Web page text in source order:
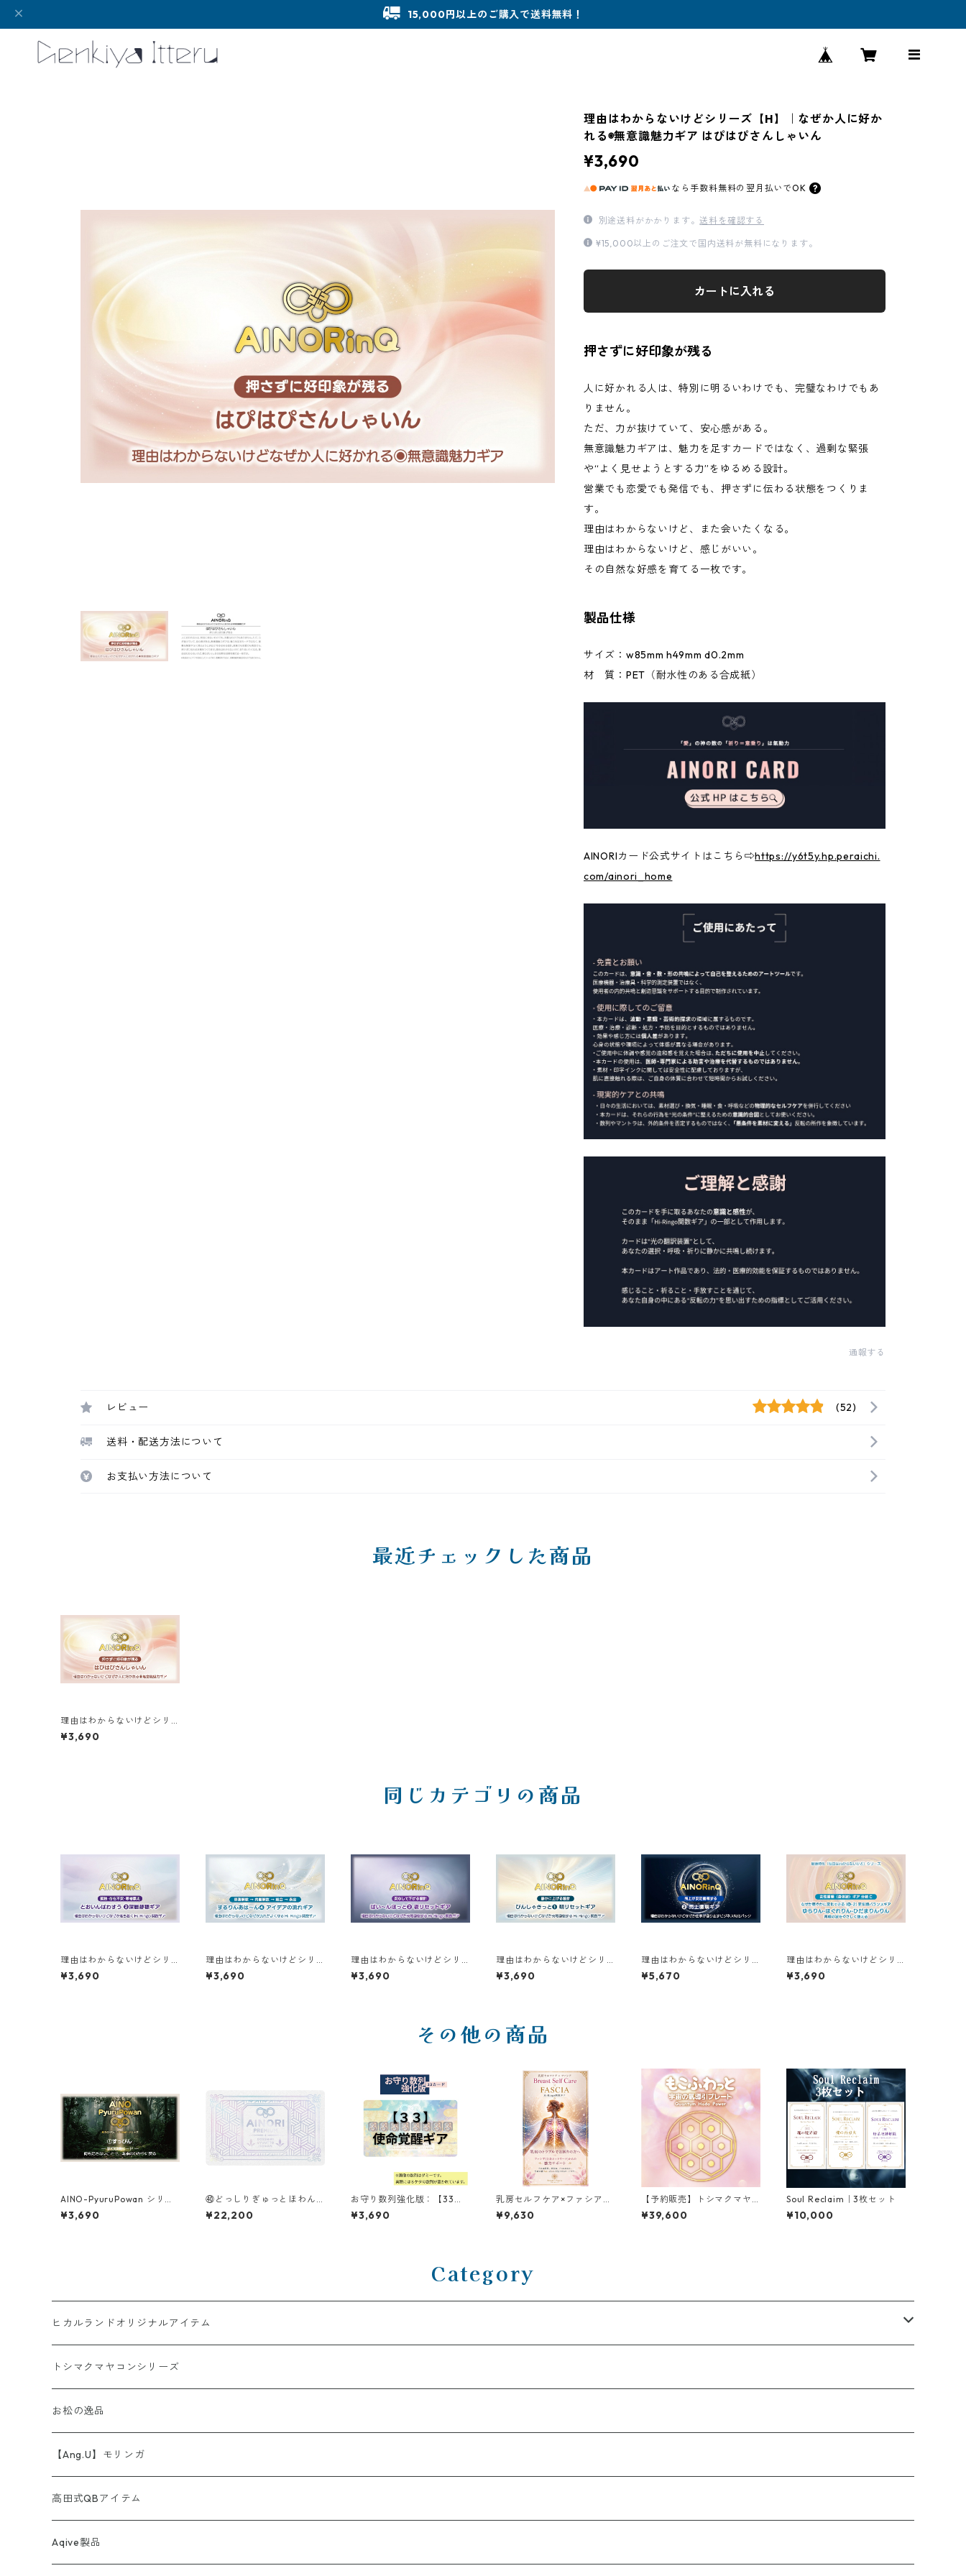
15,000円以上のご購入で送料無料！
理由はわからないけどシリーズ【H】｜なぜか人に好か
れる◉無意識魅力ギア はぴはぴさんしゃいん
¥3,690
なら 手数料無料の 翌月払いでOK
別途送料がかかります。送料を確認する
¥15,000以上のご注文で国内送料が無料になります。
カートに入れる
押さずに好印象が残る
人に好かれる人は、特別に明るいわけでも、完璧なわけでもあ
りません。
ただ、力が抜けていて、安心感がある。
無意識魅力ギアは、魅力を足すカードではなく、過剰な緊張
や“よく見せようとする力”をゆるめる設計。
営業でも恋愛でも発信でも、押さずに伝わる状態をつくりま
す。
理由はわからないけど、また会いたくなる。
理由はわからないけど、感じがいい。
その自然な好感を育てる一枚です。
製品仕様
サイズ：w85mm h49mm d0.2mm
材 質：PET（耐水性のある合成紙）
AINORIカード公式サイトはこちら⇨https://y6t5y.hp.peraichi.
com/ainori_home
通報する
レビュー (52)
送料・配送方法について
お支払い方法について
最近チェックした商品
理由はわからないけどシリ
ーズ【H】｜なぜか人に好か
れる◉無意識魅力ギア はぴは
¥3,690
同じカテゴリの商品
理由はわからないけどシリ
ーズ【F】｜なぜか落ち着く
とおいんぱわすう❷深層静
¥3,690
理由はわからないけどシリ
ーズ【C】｜なぜか流れがよ
くなる するりんあは〜ん❹
¥3,690
理由はわからないけどシリ
ーズ【B】｜なぜか充電回復
する ぱい〜んほっと❷夜リ
¥3,690
理由はわからないけどシリ
ーズ【B】｜なぜか充電回復
する ぴんしゃきっと❶朝リ
¥3,690
理由はわからないけどシリ
ーズ【D】｜なぜか仕事が回
り出すビジネス特化パック
¥5,670
理由はわからないけどシリ
ーズ【A】｜なぜか穏やかに
変化できる(❺-2)更年期バラ
¥3,690
その他の商品
AINO-PyuruPowan シリー
ズ｜①すっぴん
¥3,690
㊵どっしりぎゅっとほわん
（DOSSHIRI GYUUTTO HO
WAN）
¥22,200
お守り数列強化版：【33】
使命覚醒ギア
¥3,690
乳房セルフケア×ファシア｜
Breast Self Care × FASCIA
Hi-Ringo関数ギア
¥9,630
【予約販売】トシマクマヤ
コンのふしぎ円盤 もこふわ
っと
¥39,600
Soul Reclaim｜3枚セット
¥10,000
Category
ヒカルランドオリジナルアイテム
AINORI（愛意乗り）シリーズ
【第1弾】AINORI（愛意乗り）カード
【第2弾】AINORI（愛意乗り）カード（ほか）
ストール
波動シール＆カード
非常食セット
スピーカー
トシマクマヤコンシリーズ
お松の逸品
【Ang.U】モリンガ
高田式QBアイテム
Aqive製品